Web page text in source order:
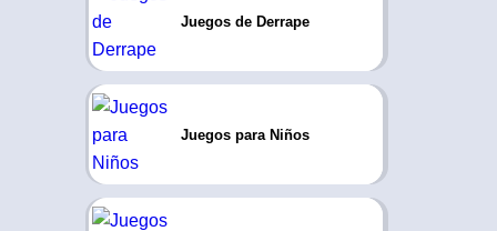
Juegos de Derrape
Juegos para Niños